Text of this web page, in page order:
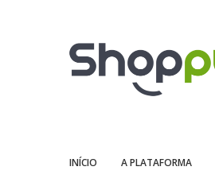
INÍCIO A PLATAFORMA